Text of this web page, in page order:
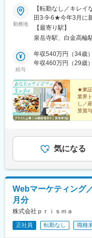
勤務地
【転勤なし／キレ
田3-9-6★今年3月に
「泉岳寺駅」より徒
10分・JR「高輪ゲ
【最寄り駅】
泉岳寺駅、白金高輪
給与
年収540万円（34歳）
年収460万円（29歳）
★東
業界
し／
算賞
気になる
Webマーケティング
月分
株式会社ｐｒｉｓｍａ
正社員 転勤なし 職種